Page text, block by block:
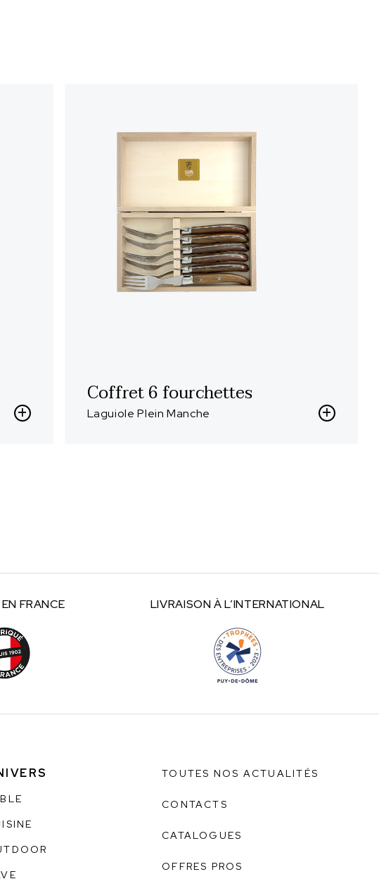
Coffret 6 fourchettes
Laguiole Plein Manche
EN FRANCE LIVRAISON ÀL’INTERNATIONAL
TOUTES NOS ACTUALITÉS
CONTACTS
CATALOGUES
OFFRES PROS